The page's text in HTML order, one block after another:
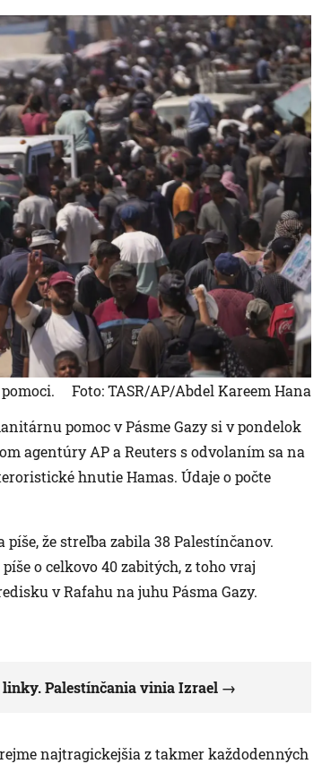
Foto: TASR/AP/Abdel Kareem Hana
pomoc v Pásme Gazy si v pondelok
agentúry AP a Reuters s odvolaním sa na
hnutie Hamas. Údaje o počte
že streľba zabila 38 Palestínčanov.
o celkovo 40 zabitých, z toho vraj
v Rafahu na juhu Pásma Gazy.
linky. Palestínčania vinia Izrael
najtragickejšia z takmer každodenných